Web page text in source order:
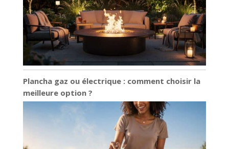
Plancha gaz ou électrique : comment choisir la
meilleure option ?